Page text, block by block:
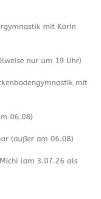
mit Karin
nur um 19 Uhr)
mit
06.08)
(außer am 06.08)
(am 3.07.26 als